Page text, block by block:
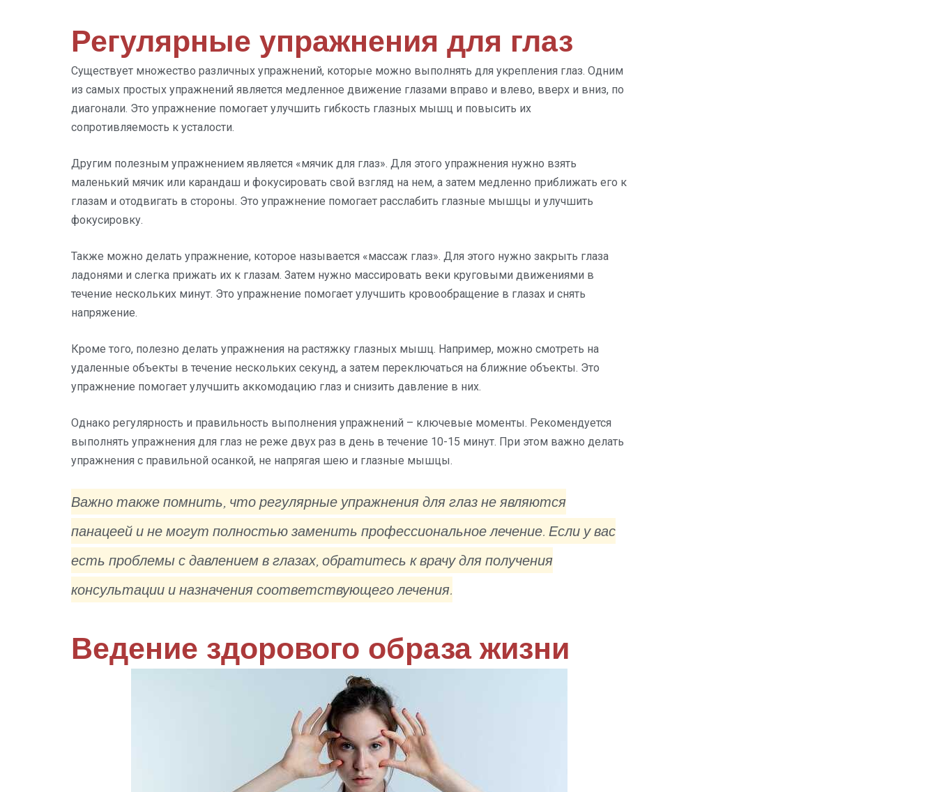
Регулярные упражнения для глаз
Существует множество различных упражнений, которые можно выполнять для укрепления глаз. Одним
из самых простых упражнений является медленное движение глазами вправо и влево, вверх и вниз, по
диагонали. Это упражнение помогает улучшить гибкость глазных мышц и повысить их
сопротивляемость к усталости.
Другим полезным упражнением является «мячик для глаз». Для этого упражнения нужно взять
маленький мячик или карандаш и фокусировать свой взгляд на нем, а затем медленно приближать его к
глазам и отодвигать в стороны. Это упражнение помогает расслабить глазные мышцы и улучшить
фокусировку.
Также можно делать упражнение, которое называется «массаж глаз». Для этого нужно закрыть глаза
ладонями и слегка прижать их к глазам. Затем нужно массировать веки круговыми движениями в
течение нескольких минут. Это упражнение помогает улучшить кровообращение в глазах и снять
напряжение.
Кроме того, полезно делать упражнения на растяжку глазных мышц. Например, можно смотреть на
удаленные объекты в течение нескольких секунд, а затем переключаться на ближние объекты. Это
упражнение помогает улучшить аккомодацию глаз и снизить давление в них.
Однако регулярность и правильность выполнения упражнений – ключевые моменты. Рекомендуется
выполнять упражнения для глаз не реже двух раз в день в течение 10-15 минут. При этом важно делать
упражнения с правильной осанкой, не напрягая шею и глазные мышцы.
Важно также помнить, что регулярные упражнения для глаз не являются
панацеей и не могут полностью заменить профессиональное лечение. Если у вас
есть проблемы с давлением в глазах, обратитесь к врачу для получения
консультации и назначения соответствующего лечения.
Ведение здорового образа жизни